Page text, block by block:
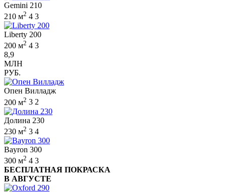
Gemini 210
210 м2 4 3
Liberty 200
200 м2 4 3
8,9
МЛН
РУБ.
Опен Вилладж
200 м2 3 2
Долина 230
230 м2 3 4
Bayron 300
300 м2 4 3
БЕСПЛАТНАЯ ПОКРАСКА
В АВГУСТЕ